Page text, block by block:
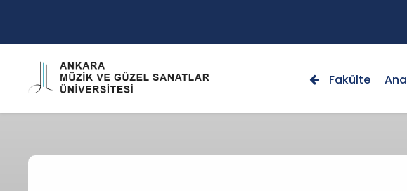
Fakülte